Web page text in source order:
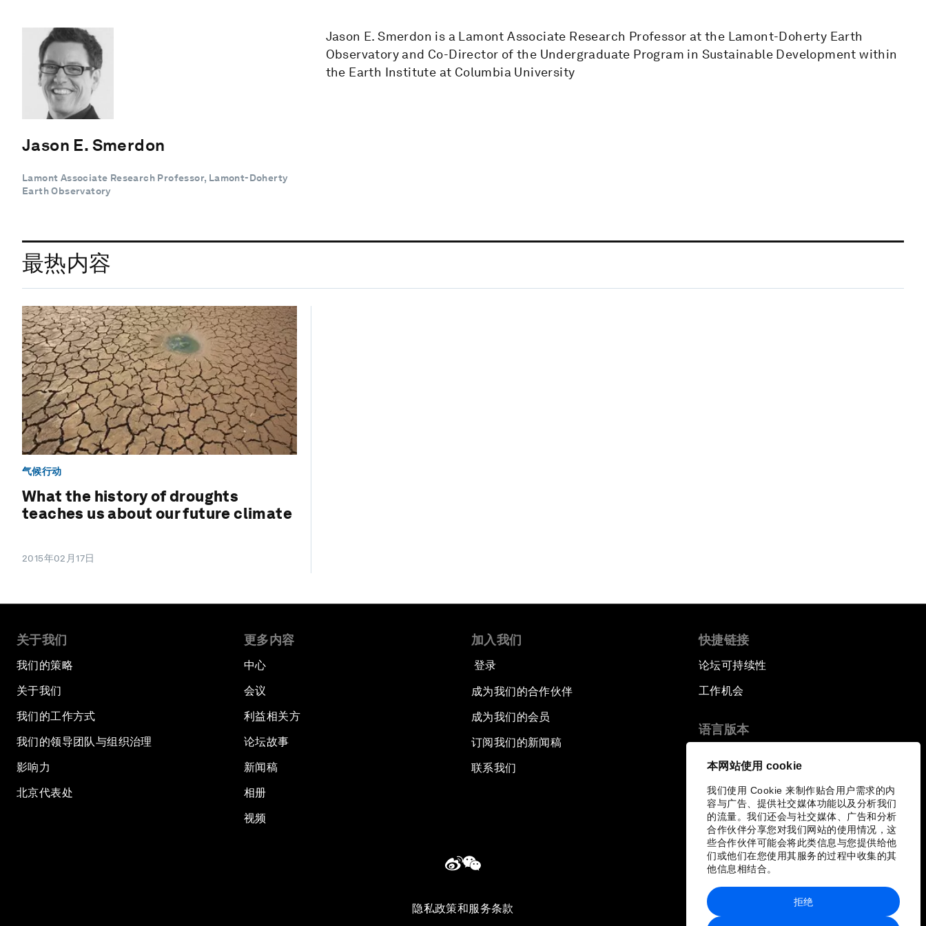
本网站使用 cookie
我们使用 Cookie 来制作贴合用户需求的内
容与广告、提供社交媒体功能以及分析我们
的流量。我们还会与社交媒体、广告和分析
合作伙伴分享您对我们网站的使用情况，这
些合作伙伴可能会将此类信息与您提供给他
们或他们在您使用其服务的过程中收集的其
他信息相结合。
拒绝
Jason E. Smerdon
Lamont Associate Research Professor, Lamont-Doherty
Earth Observatory
Jason E. Smerdon is a Lamont Associate Research Professor at the Lamont-Doherty Earth
Observatory and Co-Director of the Undergraduate Program in Sustainable Development within
the Earth Institute at Columbia University
最热内容
气候行动
What the history of droughts
teaches us about our future climate
2015年02月17日
关于我们
我们的策略
关于我们
我们的工作方式
我们的领导团队与组织治理
影响力
北京代表处
更多内容
中心
会议
利益相关方
论坛故事
新闻稿
相册
视频
加入我们
登录
成为我们的合作伙伴
成为我们的会员
订阅我们的新闻稿
联系我们
快捷链接
论坛可持续性
工作机会
语言版本
隐私政策和服务条款